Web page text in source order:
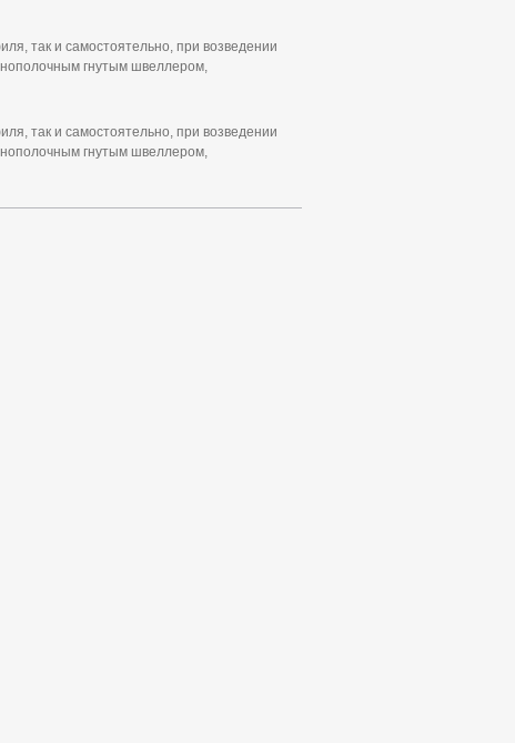
так и самостоятельно, при возведении
гнутым швеллером,
так и самостоятельно, при возведении
гнутым швеллером,